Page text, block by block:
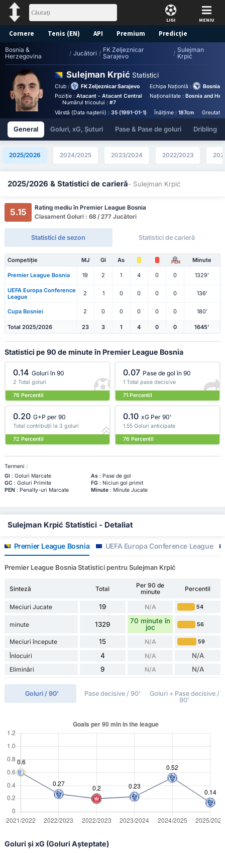
LIGI MENIU
Cornere Tenis (EN) API Premium Predicție
Bosnia &
Herzegovina
/ Jucători / FK Zeljeznicar
Sarajevo
/ Sulejman
Krpić
Sulejman Krpić Statistici
Club : FK Zeljeznicar Sarajevo Echipa Naționlă :
Bosnia
Poziție : Atacant - Atacant Central Naționalitate :Bosnia and
Numărul tricoului :#7
Vârstă (Data nașterii) : 35 (1991-01-1) Înălțime :187cm
General Goluri, xG, Șuturi Pase & Pase de goluri Dribling
2025/2026 2024/2025 2023/2024 2022/2023
2025/2026 & Statistici de carieră- Sulejman Krpić
5.15
Rating mediu în Premier League Bosnia
Clasament Goluri : 68 / 277 Jucători
Statistici de sezon Statistici de carieră
Competiție MJ Gl As PEN Minute
Premier League Bosnia 19 2 1 4 0 0 1329'
UEFA Europa Conference
League
2 1 0 0 0 0 136'
Cupa Bosniei 2 0 0 0 0 0 180'
Total 2025/2026 23 3 1 4 0 0 1645'
Statistici pe 90 de minute în Premier League Bosnia
0.14 Goluri în 90
2 Total goluri
76 Percentil
0.07 Pase de gol în 90
1 Total pase decisive
71 Percentil
0.20 G+P per 90
Total contribuții la 3 goluri
72 Percentil
0.10 xG Per 90'
1.55 Goluri anticipate
76 Percentil
Termeni :
Gl : Goluri Marcate As: Pase de gol
GC : Goluri Primite FG: Niciun gol primit
PEN: Penalty-uri Marcate Minute: Minute Jucate
Sulejman Krpić Statistici - Detaliat
Premier League Bosnia UEFA Europa Conference League
Premier League Bosnia Statistici pentru Sulejman Krpić
Sinteză Total
Per 90 de
minute
Percentil
Meciuri Jucate 19 N/A 54
minute 1329
70 minute în
joc
56
Meciuri începute 15 N/A 59
Înlocuiri 4 N/A N/A
Eliminări 9 N/A N/A
Goluri / 90' Pase decisive / 90'
Goluri + Pase decisive /
90'
Goluri și xG (Goluri Așteptate)